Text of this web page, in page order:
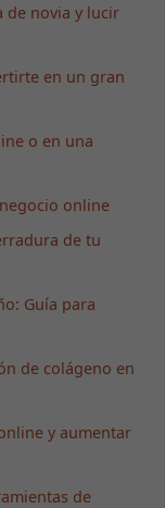
de novia y lucir
en un gran
o en una
online
de tu
Guía para
de colágeno en
y aumentar
de